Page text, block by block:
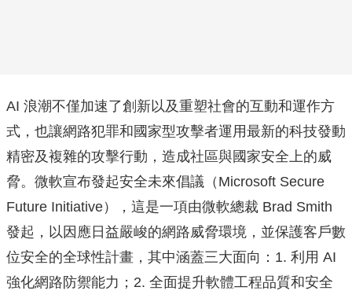
AI 浪潮不僅加速了創新以及重塑社會的互動和運作方
式，也讓網路犯罪和國家型攻擊者運用最新的科技發動
精密及複雜的攻擊行動，造成社區與國家安全上的威
脅。微軟宣布發起安全未來倡議（Microsoft Secure
Future Initiative），這是一項由微軟總裁 Brad Smith
發起，以因應日益嚴峻的網路威脅環境，並保護客戶數
位安全的全球性計畫，其中涵蓋三大面向：1. 利用 AI
強化網路防禦能力；2. 全面提升軟體工程品質和安全